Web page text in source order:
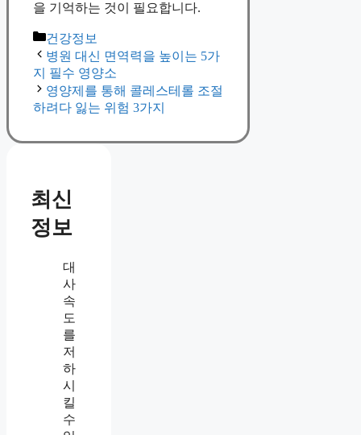
을 기억하는 것이 필요합니다.
Categories
건강정보
병원 대신 면역력을 높이는 5가
지 필수 영양소
영양제를 통해 콜레스테롤 조절
하려다 잃는 위험 3가지
최신
정보
대
사
속
도
를
저
하
시
킬
수